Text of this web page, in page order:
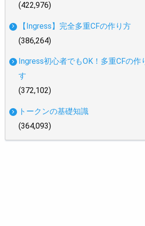
(422,976)
【Ingress】完全多重CFの作り方
(386,264)
Ingress初心者でもOK！多重CFの作
す
(372,102)
トークンの基礎知識
(364,093)